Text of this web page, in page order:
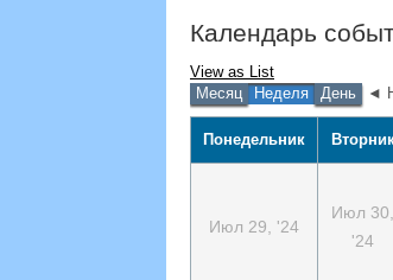
Календарь
View as List
Месяц
Неделя День ◄
Понедельник
Июл 29, '24
Июл 30,
'24